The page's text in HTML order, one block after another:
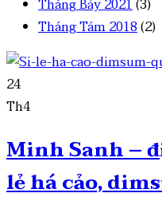
Tháng Bảy 2021(3)
Tháng Tám 2018(2)
24
Th4
Minh Sanh –
lẻ há cảo,